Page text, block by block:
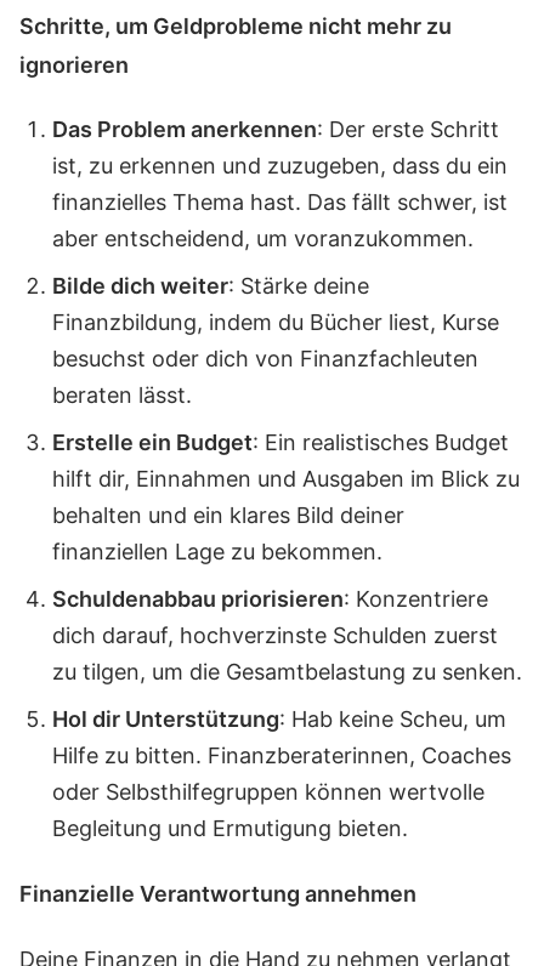
Schritte, um Geldprobleme nicht mehr zu
ignorieren
Das Problem anerkennen: Der erste Schritt
ist, zu erkennen und zuzugeben, dass du ein
finanzielles Thema hast. Das fällt schwer, ist
aber entscheidend, um voranzukommen.
Bilde dich weiter: Stärke deine
Finanzbildung, indem du Bücher liest, Kurse
besuchst oder dich von Finanzfachleuten
beraten lässt.
Erstelle ein Budget: Ein realistisches Budget
hilft dir, Einnahmen und Ausgaben im Blick zu
behalten und ein klares Bild deiner
finanziellen Lage zu bekommen.
Schuldenabbau priorisieren: Konzentriere
dich darauf, hochverzinste Schulden zuerst
zu tilgen, um die Gesamtbelastung zu senken.
Hol dir Unterstützung: Hab keine Scheu, um
Hilfe zu bitten. Finanzberaterinnen, Coaches
oder Selbsthilfegruppen können wertvolle
Begleitung und Ermutigung bieten.
Finanzielle Verantwortung annehmen
Deine Finanzen in die Hand zu nehmen verlangt